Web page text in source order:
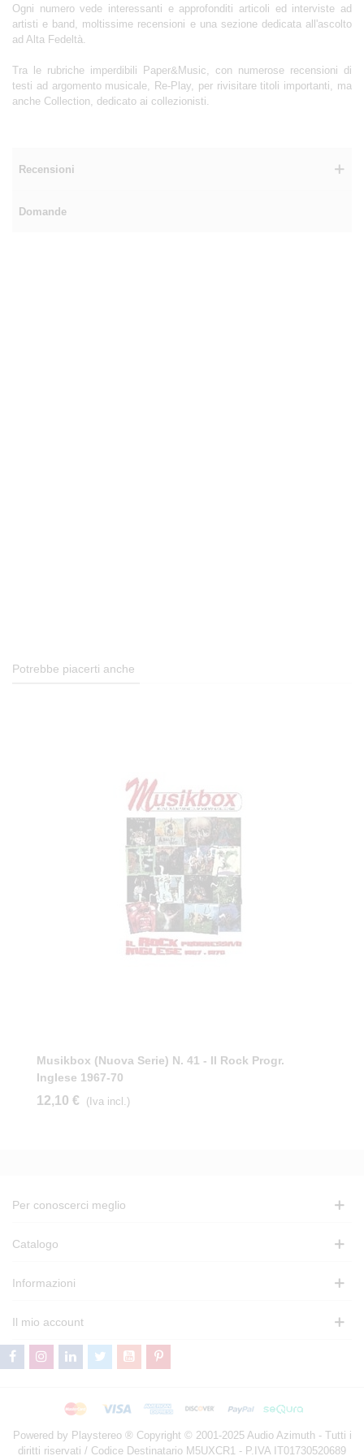
Ogni numero vede interessanti e approfonditi articoli ed interviste ad
artisti e band, moltissime recensioni e una sezione dedicata all'ascolto
ad Alta Fedeltà.
Tra le rubriche imperdibili Paper&Music, con numerose recensioni di
testi ad argomento musicale, Re-Play, per rivisitare titoli importanti, ma
anche Collection, dedicato ai collezionisti.
Recensioni
Domande
Potrebbe piacerti anche
Musikbox (nuova Serie) N. 41 - Il Rock Progr.
Inglese 1967-70
12,10 € (Iva incl.)
Per conoscerci meglio
Catalogo
Informazioni
Il mio account
Powered by Playstereo ® Copyright © 2001-2025 Audio Azimuth - Tutti i
diritti riservati / Codice Destinatario M5UXCR1 - P.IVA IT01730520689